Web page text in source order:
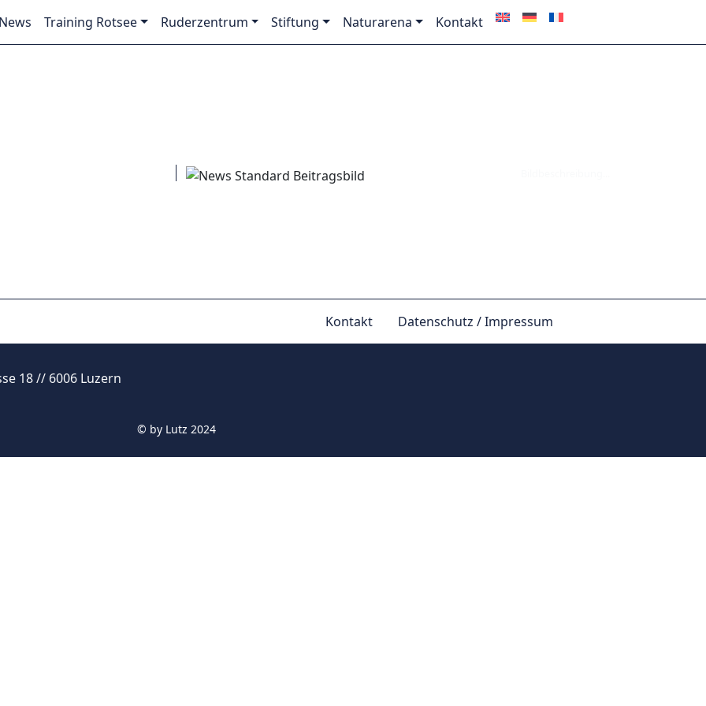
Training Rotsee Ruderzentrum Stiftung Naturarena Kontakt
Kontakt Datenschutz / Impressum
18 // 6006 Luzern
© by Lutz 2024